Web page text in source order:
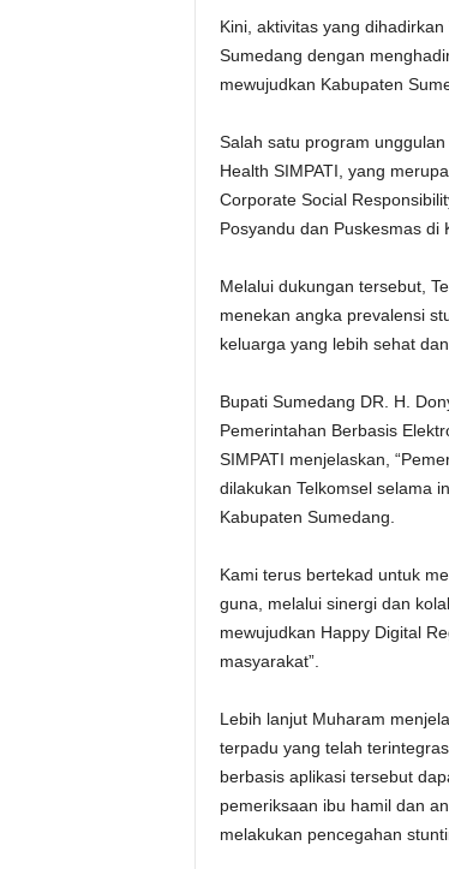
Kini, aktivitas yang
Sumedang dengan
mewujudkan Kabupaten
Salah satu program
Health SIMPATI, yang
Corporate Social
Posyandu dan Puskesmas di
Melalui dukungan tersebut,
menekan angka prevalensi
keluarga yang lebih sehat
Bupati Sumedang DR. H.
Pemerintahan Berbasis
SIMPATI menjelaskan,
dilakukan Telkomsel selama
Kabupaten Sumedang.
Kami terus bertekad untuk
guna, melalui sinergi dan
mewujudkan Happy Digital
masyarakat”.
Lebih lanjut Muharam
terpadu yang telah
berbasis aplikasi tersebut
pemeriksaan ibu hamil dan
melakukan pencegahan